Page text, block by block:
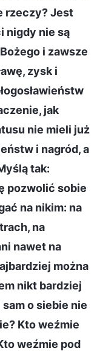
rzeczy? Jest
nigdy nie są
i zawsze
zysk i
jak
nie mieli już
i nagród, a
tak:
pozwolić sobie
na nikim: na
na
nawet na
można
nikt bardziej
sam o siebie nie
Kto weźmie
weźmie pod